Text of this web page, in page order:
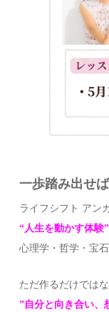
一歩踏み出せ
ライフシフト アン
“人生を動かす体験”
心理学・哲学・宝
ただ作るだけでは
”自分と向き合い、